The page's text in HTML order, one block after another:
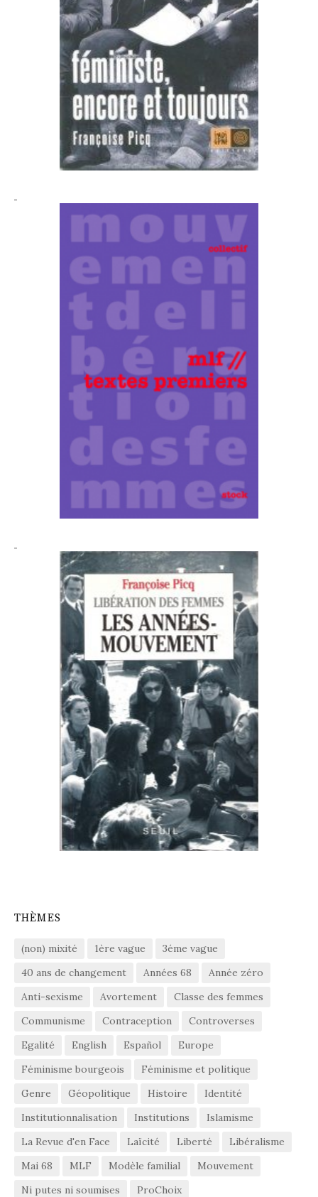
THÈMES
(non) mixité 1ère vague
3éme vague
40 ans de changement
Années 68
Année zéro
Anti-sexisme
Avortement
Classe des femmes
Communisme
Contraception
Controverses
Egalité
English Español
Europe
Féminisme bourgeois
Féminisme et politique
Genre
Géopolitique Histoire
Identité
Institutionnalisation
Institutions
Islamisme
La Revue d'en Face
Laïcité Liberté
Libéralisme
Mai 68
MLF Modèle familial
Mouvement
Ni putes ni soumises
ProChoix